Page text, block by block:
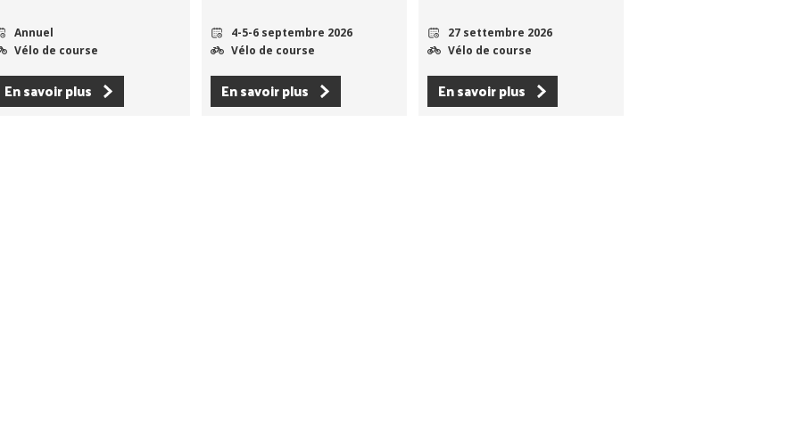
Annuel
Vélo de course
En savoir plus
4-5-6 septembre 2026
Vélo de course
En savoir plus
27 settembre 2026
Vélo de course
En savoir plus